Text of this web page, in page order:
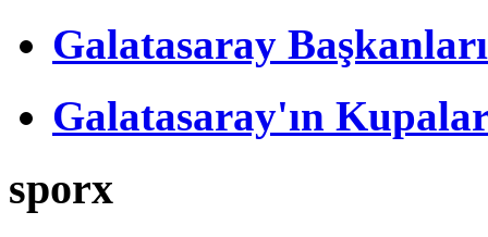
Galatasaray Başkanları
Galatasaray'ın
sporx